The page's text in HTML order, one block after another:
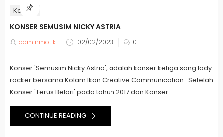
Konser
KONSER SEMUSIM NICKY ASTRIA
adminmotik 02/02/2023 0
Konser 'Semusim Nicky Astria', adalah konser ketiga sang lady
rocker bersama Kolam Ikan Creative Communication. Setelah
Konser 'Terus Belari' pada tahun 2017 dan Konser ...
CONTINUE READING